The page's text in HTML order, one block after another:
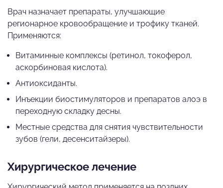
Врач назначает препараты, улучшающие
регионарное кровообращение и трофику тканей.
Применяются:
Витаминные комплексы (ретинол, токоферол,
аскорбиновая кислота).
Антиоксиданты.
Инъекции биостимуляторов и препаратов алоэ в
переходную складку десны.
Местные средства для снятия чувствительности
зубов (гели, десенситайзеры).
Хирургическое лечение